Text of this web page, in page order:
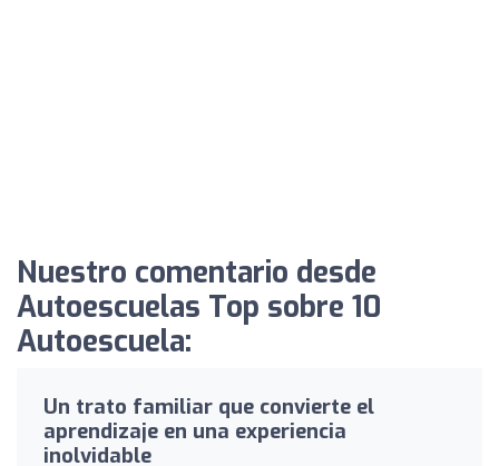
Nuestro comentario desde
Autoescuelas Top sobre 10
Autoescuela:
Un trato familiar que convierte el
aprendizaje en una experiencia
inolvidable